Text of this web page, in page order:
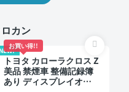
カン
NEW!
お買い得!!
トヨタ カローラクロス Z
美品 禁煙車 整備記録簿
あり ディスプレイオー